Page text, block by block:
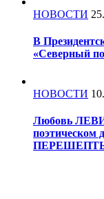
НОВОСТИ
В
«Северный
НОВОСТИ
Любовь